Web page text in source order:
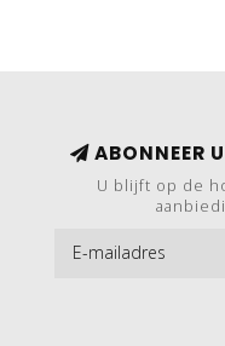
ABONNEER
U blijft op de